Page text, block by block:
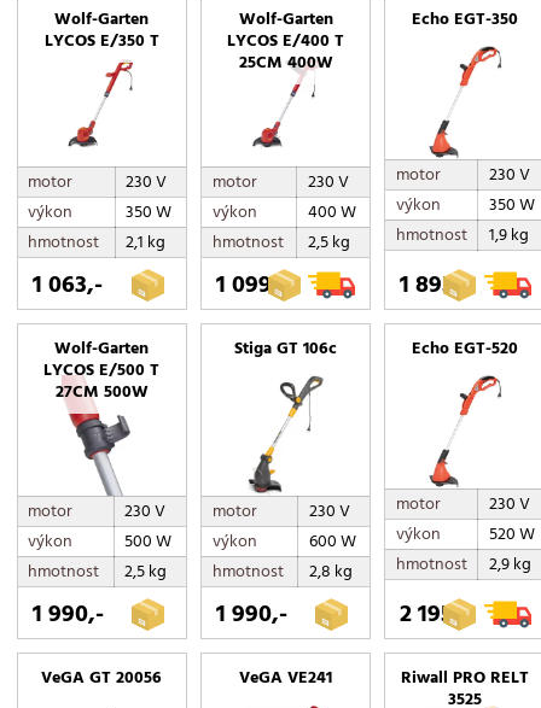
Wolf-Garten
LYCOS E/350 T
motor
230 V
výkon
350 W
hmotnost
2,1 kg
1 063,-
Wolf-Garten
LYCOS E/400 T
25CM 400W
motor
230 V
výkon
400 W
hmotnost
2,5 kg
1 099,-
Echo EGT-350
motor
230 V
výkon
350 W
hmotnost
1,9 kg
1 895,-
Wolf-Garten
LYCOS E/500 T
27CM 500W
motor
230 V
výkon
500 W
hmotnost
2,5 kg
1 990,-
Stiga GT 106c
motor
230 V
výkon
600 W
hmotnost
2,8 kg
1 990,-
Echo EGT-520
motor
230 V
výkon
520 W
hmotnost
2,9 kg
2 195,-
VeGA GT 20056 VeGA VE241 Riwall PRO RELT
3525